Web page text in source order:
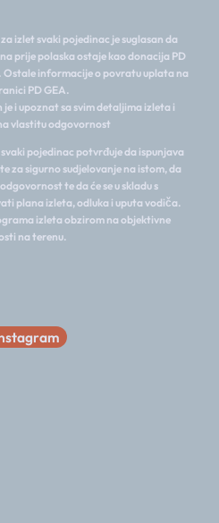
izlet svaki pojedinac je suglasan da
prije polaska ostaje kao donacija PD
Ostale informacije o povratu uplata na
PD GEA.
je i upoznat sa svim detaljima izleta i
vlastitu odgovornost
pojedinac potvrđuje da ispunjava
za sigurno sudjelovanje na istom, da
te da će se u skladu s
plana izleta, odluka i uputa vodiča.
izleta obzirom na objektivne
na terenu.